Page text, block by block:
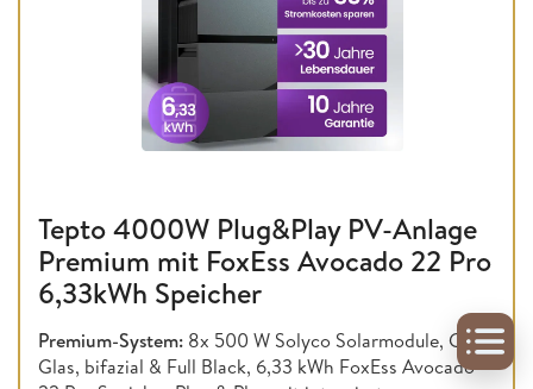
Tepto 4000W Plug&Play PV-Anlage
Premium mit FoxEss Avocado 22 Pro
6,33kWh Speicher
Premium-System: 8x 500 W Solyco Solarmodule, Glas-
Glas, bifazial & Full Black, 6,33 kWh FoxEss Avocado